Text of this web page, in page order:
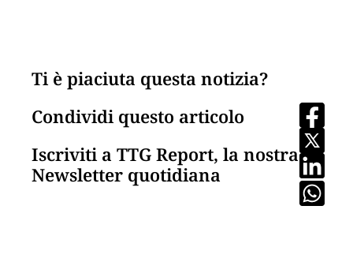
Ti è piaciuta questa notizia?
Condividi questo articolo
Iscriviti a TTG Report, la nostra
Newsletter quotidiana